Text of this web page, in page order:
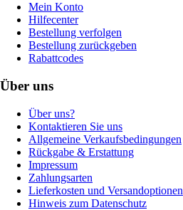
Mein Konto
Hilfecenter
Bestellung verfolgen
Bestellung zurückgeben
Rabattcodes
Über uns
Über uns?
Kontaktieren Sie uns
Allgemeine Verkaufsbedingungen
Rückgabe & Erstattung
Impressum
Zahlungsarten
Lieferkosten und Versandoptionen
Hinweis zum Datenschutz